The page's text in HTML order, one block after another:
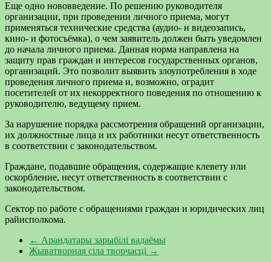
Еще одно нововведение. По решению руководителя
организации, при проведении личного приема, могут
применяться технические средства (аудио- и видеозапись,
кино- и фотосъёмка), о чем заявитель должен быть уведомлен
до начала личного приема. Данная норма направлена на
защиту прав граждан и интересов государственных органов,
организаций. Это позволит выявить злоупотребления в ходе
проведения личного приема и, возможно, оградит
посетителей от их некорректного поведения по отношению к
руководителю, ведущему прием.
За нарушение порядка рассмотрения обращений организации,
их должностные лица и их работники несут ответственность
в соответствии с законодательством.
Граждане, подавшие обращения, содержащие клевету или
оскорбление, несут ответственность в соответствии с
законодательством.
Cектор по работе с обращениями граждан и юридических лиц
райисполкома.
← Арандатары зарыбілі вадаёмы
Жыватворная сіла творчасці →